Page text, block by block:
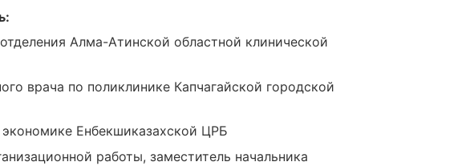
Алма-Атинской областной клинической
врача по поликлинике Капчагайской городской
экономике Енбекшиказахской ЦРБ
работы, заместитель начальника